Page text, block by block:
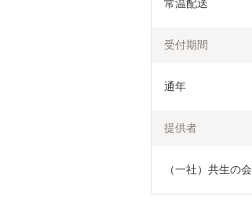
常温配送
受付期間
通年
提供者
（一社）共生の会